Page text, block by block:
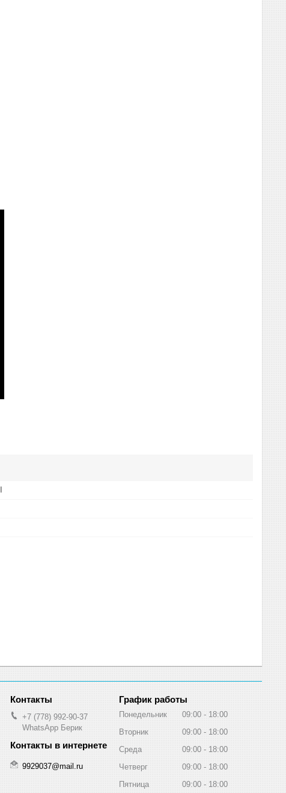
+7 (778) 992-90-37
WhatsApp Берик
9929037@mail.ru
График работы
Понедельник 09:00
18:00
Вторник
09:00
18:00
Среда
09:00
18:00
Четверг
09:00
18:00
Пятница
09:00 18:00